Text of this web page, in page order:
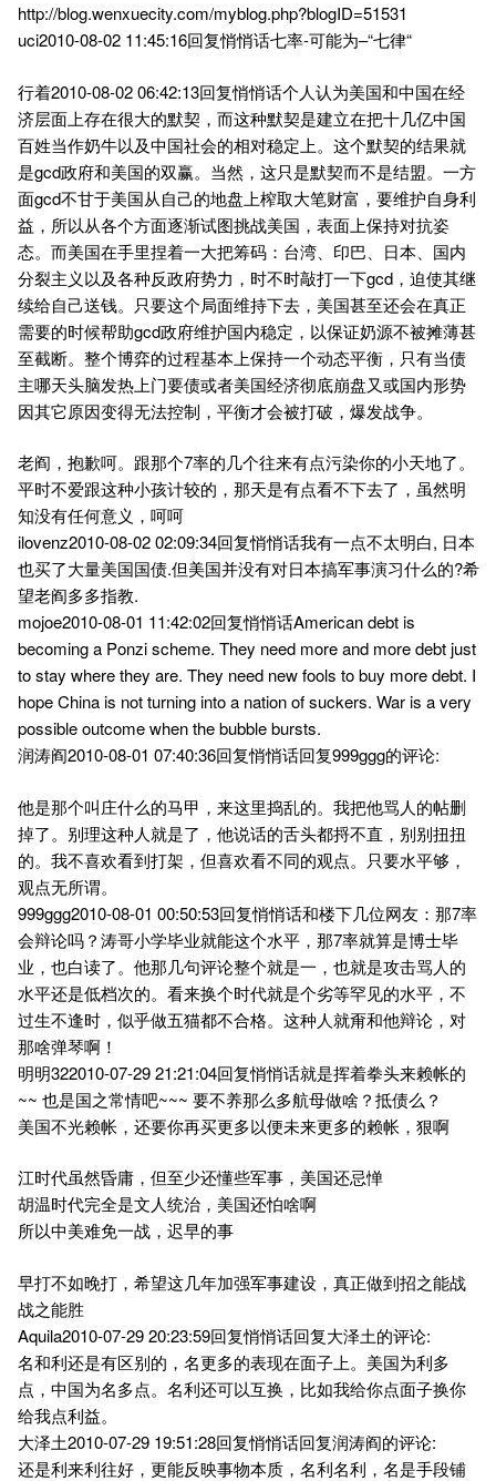
http://blog.wenxuecity.com/myblog.php?blogID=51531
uci2010-08-02 11:45:16回复悄悄话七率-可能为–“七律“
行着2010-08-02 06:42:13回复悄悄话个人认为美国和中国在经
济层面上存在很大的默契，而这种默契是建立在把十几亿中国
百姓当作奶牛以及中国社会的相对稳定上。这个默契的结果就
是gcd政府和美国的双赢。当然，这只是默契而不是结盟。一方
面gcd不甘于美国从自己的地盘上榨取大笔财富，要维护自身利
益，所以从各个方面逐渐试图挑战美国，表面上保持对抗姿
态。而美国在手里捏着一大把筹码：台湾、印巴、日本、国内
分裂主义以及各种反政府势力，时不时敲打一下gcd，迫使其继
续给自己送钱。只要这个局面维持下去，美国甚至还会在真正
需要的时候帮助gcd政府维护国内稳定，以保证奶源不被摊薄甚
至截断。整个博弈的过程基本上保持一个动态平衡，只有当债
主哪天头脑发热上门要债或者美国经济彻底崩盘又或国内形势
因其它原因变得无法控制，平衡才会被打破，爆发战争。
老阎，抱歉呵。跟那个7率的几个往来有点污染你的小天地了。
平时不爱跟这种小孩计较的，那天是有点看不下去了，虽然明
知没有任何意义，呵呵
ilovenz2010-08-02 02:09:34回复悄悄话我有一点不太明白, 日本
也买了大量美国国债.但美国并没有对日本搞军事演习什么的?希
望老阎多多指教.
mojoe2010-08-01 11:42:02回复悄悄话American debt is
becoming a Ponzi scheme. They need more and more debt just
to stay where they are. They need new fools to buy more debt. I
hope China is not turning into a nation of suckers. War is a very
possible outcome when the bubble bursts.
润涛阎2010-08-01 07:40:36回复悄悄话回复999ggg的评论:
他是那个叫庄什么的马甲，来这里捣乱的。我把他骂人的帖删
掉了。别理这种人就是了，他说话的舌头都捋不直，别别扭扭
的。我不喜欢看到打架，但喜欢看不同的观点。只要水平够，
观点无所谓。
999ggg2010-08-01 00:50:53回复悄悄话和楼下几位网友：那7率
会辩论吗？涛哥小学毕业就能这个水平，那7率就算是博士毕
业，也白读了。他那几句评论整个就是一，也就是攻击骂人的
水平还是低档次的。看来换个时代就是个劣等罕见的水平，不
过生不逢时，似乎做五猫都不合格。这种人就甭和他辩论，对
那啥弹琴啊！
明明322010-07-29 21:21:04回复悄悄话就是挥着拳头来赖帐的
~~ 也是国之常情吧~~~ 要不养那么多航母做啥？抵债么？
美国不光赖帐，还要你再买更多以便未来更多的赖帐，狠啊
江时代虽然昏庸，但至少还懂些军事，美国还忌惮
胡温时代完全是文人统治，美国还怕啥啊
所以中美难免一战，迟早的事
早打不如晚打，希望这几年加强军事建设，真正做到招之能战
战之能胜
Aquila2010-07-29 20:23:59回复悄悄话回复大泽土的评论:
名和利还是有区别的，名更多的表现在面子上。美国为利多
点，中国为名多点。名利还可以互换，比如我给你点面子换你
给我点利益。
大泽土2010-07-29 19:51:28回复悄悄话回复润涛阎的评论:
还是利来利往好，更能反映事物本质，名利名利，名是手段铺